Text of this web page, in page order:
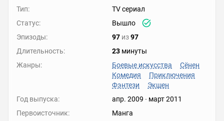
Тип:
TV сериал
Статус:
Вышло
Эпизоды:
97 из97
Длительность:
23 минуты
Жанры:
Боевые искусства
Сёнен
Комедия
Приключения
Фэнтези
Экшен
Год выпуска:
апр. 2009 - март 2011
Первоисточник:
Манга